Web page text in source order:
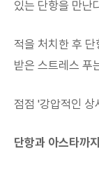
있는 단항을 만난
적을 처치한 후
받은 스트레스 푸
점점 '강압적인
단항과 아스타까